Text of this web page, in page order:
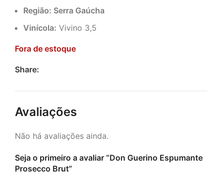
Região: Serra Gaúcha
Vinícola: Vivino 3,5
Fora de estoque
Share:
Avaliações
Não há avaliações ainda.
Seja o primeiro a avaliar “Don Guerino Espumante
Prosecco Brut”